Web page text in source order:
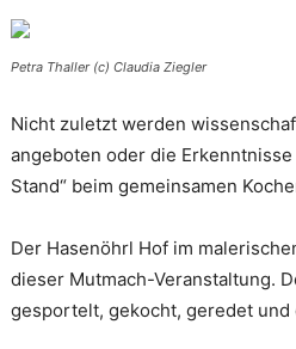
Petra Thaller (c) Claudia Ziegler
Nicht zuletzt werden
angeboten oder die Erkenntnisse
Stand“ beim gemeinsamen
Der Hasenöhrl Hof im
dieser Mutmach-Veranstaltung.
gesportelt, gekocht, geredet